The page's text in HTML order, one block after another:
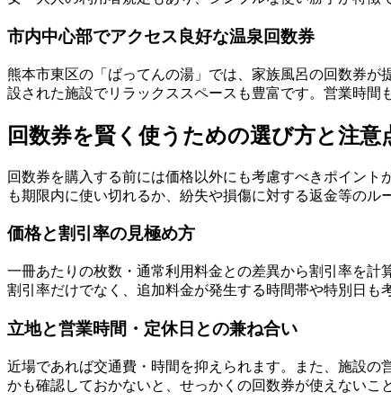
市内中心部でアクセス良好な温泉回数券
熊本市東区の「ばってんの湯」では、家族風呂の回数券
設された施設でリラックススペースも豊富です。営業時間
回数券を賢く使うための選び方と注意
回数券を購入する前には価格以外にも考慮すべきポイン
も期限内に使い切れるか、紛失や損傷に対する返金等のル
価格と割引率の見極め方
一冊あたりの枚数・通常利用料金との差異から割引率を計
割引率だけでなく、追加料金が発生する時間帯や特別日も
立地と営業時間・定休日との兼ね合い
近場であれば交通費・時間を抑えられます。また、施設
かも確認しておかないと、せっかくの回数券が使えないこ